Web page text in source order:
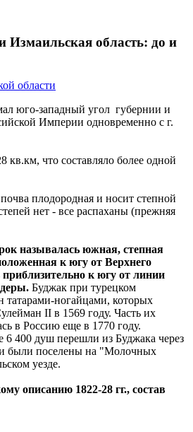
Измаильская область: до и
области
юго-западный угол губернии и
Империи одновременно с г.
кв.км, что составляло более одной
плодородная и носит степной
нет - все распаханы (прежняя
называлась южная, степная
к югу от Верхнего
к югу от линии
Буджак при турецком
татарами-ногайцами, которых
II в 1569 году. Часть их
в Россию еще в 1770 году.
6 400 душ перешли из Буджака через
были поселены на "Молочных
уезде.
описанию 1822-28 гг., состав